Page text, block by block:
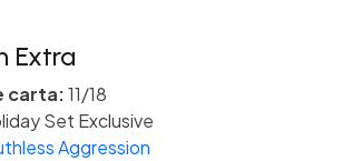
Extra
carta:11/18
Set Exclusive
Aggression